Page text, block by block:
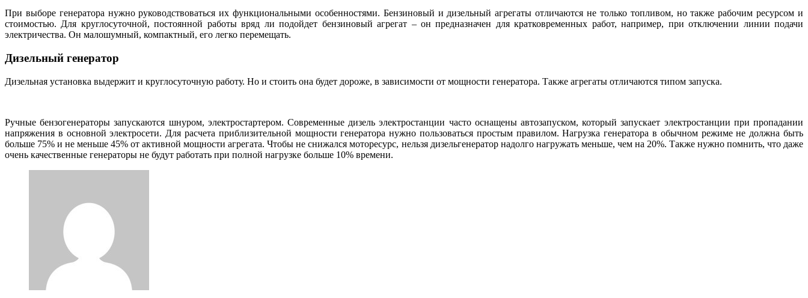
При выборе генератора нужно руководствоваться их функциональными особенностями. Бензиновый и дизельный агрегаты отличаются не только топливом, но также рабочим ресурсом и
стоимостью. Для круглосуточной, постоянной работы вряд ли подойдет бензиновый агрегат – он предназначен для кратковременных работ, например, при отключении линии подачи
электричества. Он малошумный, компактный, его легко перемещать.
Дизельный генератор
Дизельная установка выдержит и круглосуточную работу. Но и стоить она будет дороже, в зависимости от мощности генератора. Также агрегаты отличаются типом запуска.
Ручные бензогенераторы запускаются шнуром, электростартером. Современные дизель электростанции часто оснащены автозапуском, который запускает электростанции при пропадании
напряжения в основной электросети. Для расчета приблизительной мощности генератора нужно пользоваться простым правилом. Нагрузка генератора в обычном режиме не должна быть
больше 75% и не меньше 45% от активной мощности агрегата. Чтобы не снижался моторесурс, нельзя дизельгенератор надолго нагружать меньше, чем на 20%. Также нужно помнить, что даже
очень качественные генераторы не будут работать при полной нагрузке больше 10% времени.